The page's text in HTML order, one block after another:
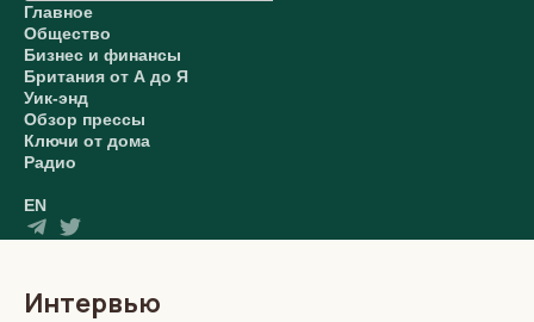
Главное
Общество
Бизнес и финансы
Британия от А до Я
Уик-энд
Обзор прессы
Ключи от дома
Радио
EN
Интервью